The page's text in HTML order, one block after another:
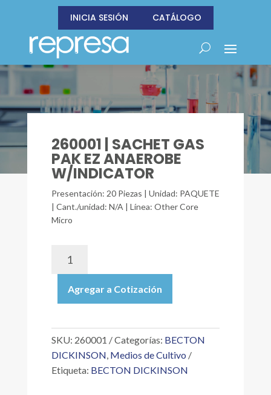
INICIA SESIÓN CATÁLOGO
260001 | SACHET GAS
PAK EZ ANAEROBE
W/INDICATOR
Presentación: 20 Piezas | Unidad: PAQUETE
| Cant./unidad: N/A | Línea: Other Core
Micro
GAS
PAK
ANAEROBE
cantidad
Agregar a Cotización
SKU: 260001 Categorías: BECTON
DICKINSON, Medios de Cultivo
Etiqueta: BECTON DICKINSON